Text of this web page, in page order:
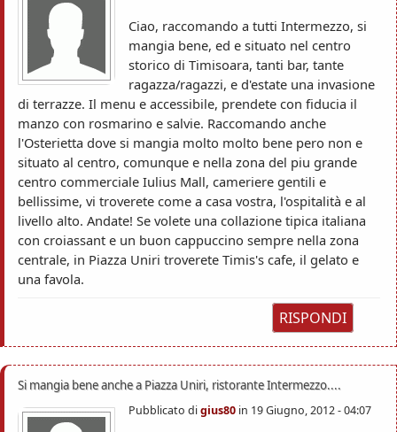
Ciao, raccomando a tutti Intermezzo, si
mangia bene, ed e situato nel centro
storico di Timisoara, tanti bar, tante
ragazza/ragazzi, e d'estate una invasione
di terrazze. Il menu e accessibile, prendete con fiducia il
manzo con rosmarino e salvie. Raccomando anche
l'Osterietta dove si mangia molto molto bene pero non e
situato al centro, comunque e nella zona del piu grande
centro commerciale Iulius Mall, cameriere gentili e
bellissime, vi troverete come a casa vostra, l'ospitalità e al
livello alto. Andate! Se volete una collazione tipica italiana
con croiassant e un buon cappuccino sempre nella zona
centrale, in Piazza Uniri troverete Timis's cafe, il gelato e
una favola.
RISPONDI
Si mangia bene anche a Piazza Uniri, ristorante Intermezzo....
Pubblicato digius80 in 19 Giugno, 2012 - 04:07